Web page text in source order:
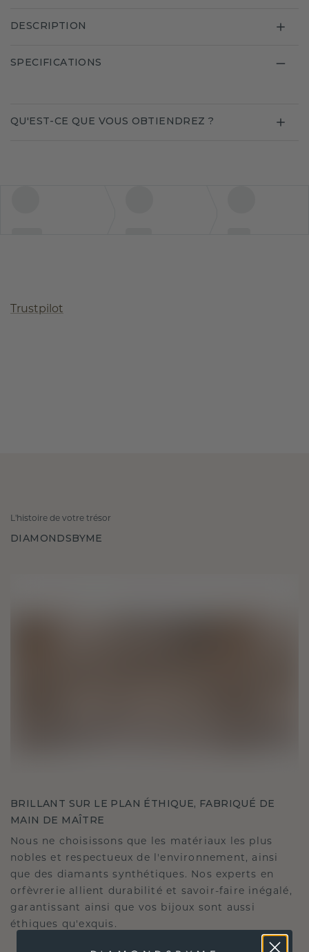
DESCRIPTION
SPECIFICATIONS
QU'EST-CE QUE VOUS OBTIENDREZ ?
Trustpilot
L'histoire de votre trésor
DIAMONDSBYME
BRILLANT SUR LE PLAN ÉTHIQUE, FABRIQUÉ DE
MAIN DE MAÎTRE
Nous ne choisissons que les matériaux les plus
nobles et respectueux de l'environnement, ainsi
que des diamants synthétiques. Nos experts en
orfèvrerie allient durabilité et savoir-faire inégalé,
garantissant ainsi que vos bijoux sont aussi
éthiques qu'exquis.